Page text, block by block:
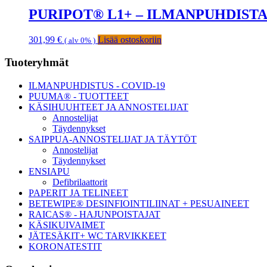
PURIPOT® L1+ –
301,99 € ( alv 0% ) Lisää ostoskoriin
Ensisijainen
sivupalkki
Tuoteryhmät
ILMANPUHDISTUS - COVID-19
PUUMA® - TUOTTEET
KÄSIHUUHTEET JA ANNOSTELIJAT
Annostelijat
Täydennykset
SAIPPUA-ANNOSTELIJAT JA TÄYTÖT
Annostelijat
Täydennykset
ENSIAPU
Defibrilaattorit
PAPERIT JA TELINEET
BETEWIPE® DESINFIOINTILIINAT + PESUAINEET
RAICAS® - HAJUNPOISTAJAT
KÄSIKUIVAIMET
JÄTESÄKIT+ WC TARVIKKEET
KORONATESTIT